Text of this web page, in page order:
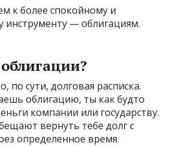
к более спокойному и
инструменту — облигациям.
по сути, долговая расписка.
облигацию, ты как будто
компании или государству.
вернуть тебе долг с
определенное время.